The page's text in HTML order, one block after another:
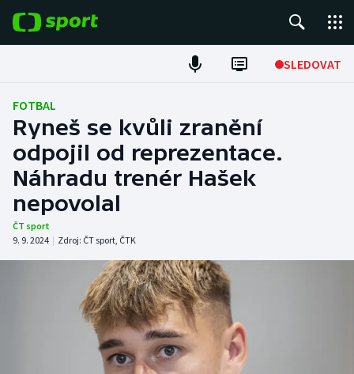
SLEDOVAT
Fotbal
Hokej
Tenis
Atletika
DALŠÍ SPORTY
Americký fotbal
Baseball a softbal
NEPŘEHLÉDNĚTE
FOTBAL
Ryneš se kvůli zranění
odpojil od reprezentace.
Náhradu trenér Hašek
nepovolal
ČT sport
9. 9. 2024 | Zdroj: ČT sport, ČTK